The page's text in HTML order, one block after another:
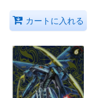
カートに入れる